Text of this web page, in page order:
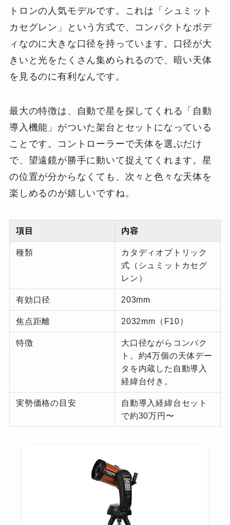
トロンの人気モデルです。これは「シュミット
カセグレン」という方式で、コンパクトなボデ
ィなのに大きな口径を持っています。口径が大
きいと光をたくさん集められるので、暗い天体
を見るのに有利なんです。
最大の特徴は、自動で星を探してくれる「自動
導入機能」がついた架台とセットになっている
ことです。コントローラーで天体を選ぶだけ
で、望遠鏡が勝手に動いて捉えてくれます。星
の位置が分からなくても、次々と色々な天体を
楽しめるのが嬉しいですね。
項目 内容
種類
カタディオプトリック
式（シュミットカセグ
レン）
有効口径 203mm
焦点距離 2032mm（F10）
特徴
大口径ながらコンパク
ト。約4万個の天体デー
タを内蔵した自動導入
経緯台付き。
実勢価格の目安
自動導入経緯台セット
で約30万円〜